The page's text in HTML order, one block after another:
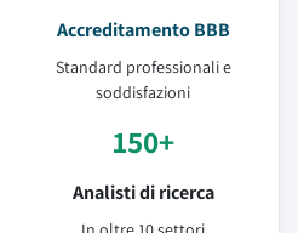
Accreditamento BBB
Standard professionali e
soddisfazioni
150+
Analisti di ricerca